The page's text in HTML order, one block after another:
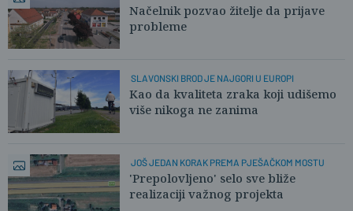
DOZVOLI
Načelnik pozvao žitelje da prijave
probleme
SLAVONSKI BROD JE NAJGORI U EUROPI
Kao da kvaliteta zraka koji udišemo
više nikoga ne zanima
JOŠ JEDAN KORAK PREMA PJEŠAČKOM MOSTU
'Prepolovljeno' selo sve bliže
realizaciji važnog projekta